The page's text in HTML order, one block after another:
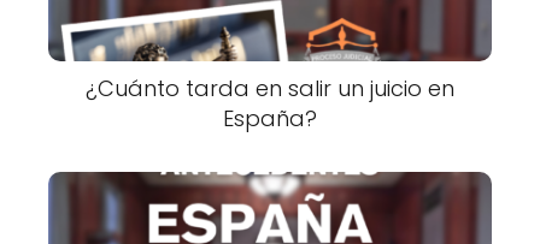
¿Cuánto tarda en salir un juicio en
España?